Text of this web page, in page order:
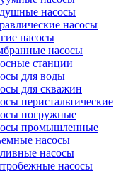
насосы
насосы
насосы
насосы
станции
для воды
для скважин
перистальтические
погружные
промышленные
насосы
насосы
насосы